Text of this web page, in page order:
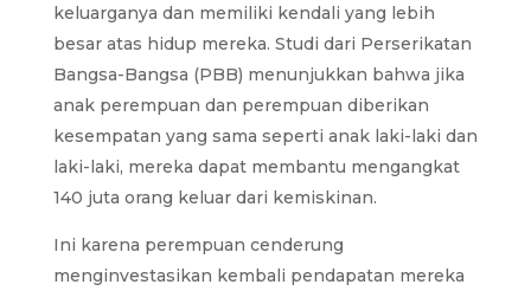
keluarganya dan memiliki kendali yang lebih
besar atas hidup mereka. Studi dari Perserikatan
Bangsa-Bangsa (PBB) menunjukkan bahwa jika
anak perempuan dan perempuan diberikan
kesempatan yang sama seperti anak laki-laki dan
laki-laki, mereka dapat membantu mengangkat
140 juta orang keluar dari kemiskinan.
Ini karena perempuan cenderung
menginvestasikan kembali pendapatan mereka